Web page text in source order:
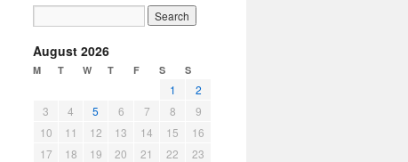
keys
to
decrease
volume.
August 2026
M T W T F S S
1
2
3
4 5 6 7 8
9
10
11 12 13 14 15
16
17
18 19 20 21 22
23